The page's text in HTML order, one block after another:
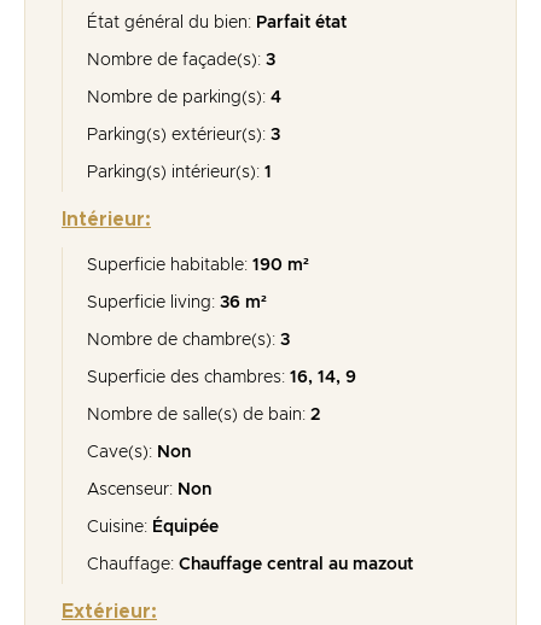
État général du bien: Parfait état
Nombre de façade(s): 3
Nombre de parking(s): 4
Parking(s) extérieur(s): 3
Parking(s) intérieur(s): 1
Intérieur:
Superficie habitable: 190 m²
Superficie living: 36 m²
Nombre de chambre(s): 3
Superficie des chambres: 16, 14, 9
Nombre de salle(s) de bain: 2
Cave(s): Non
Ascenseur: Non
Cuisine: Équipée
Chauffage: Chauffage central au mazout
Extérieur: